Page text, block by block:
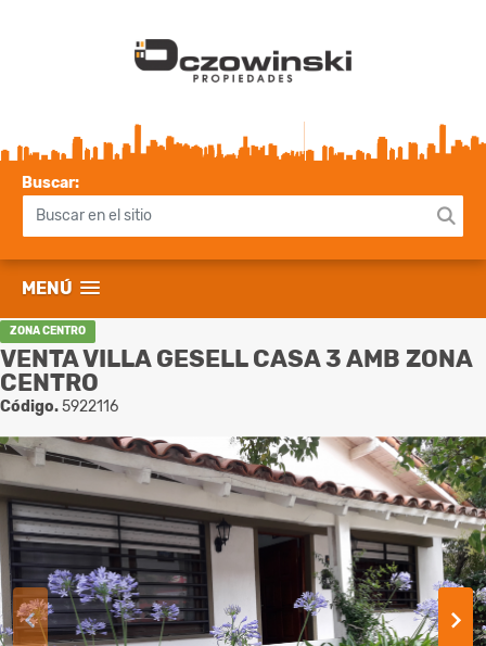
Buscar:
MENÚ
ZONA CENTRO
VENTA VILLA GESELL CASA 3 AMB ZONA
CENTRO
Código.5922116